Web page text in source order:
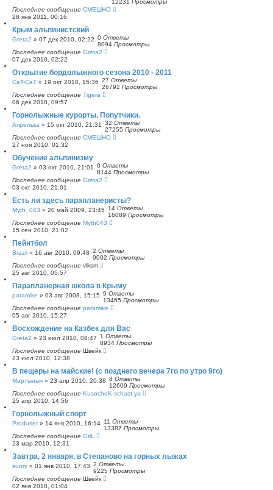
12231 Просмотры
Последнее сообщение СМЕШНО
28 янв 2011, 00:16
Крым альпинистский
Greta2 » 07 дек 2010, 02:22 0 Ответы
8094 Просмотры
Последнее сообщение Greta2
07 дек 2010, 02:22
Открытие бордолыжного сезона 2010 - 2011
CaT-CaT » 19 окт 2010, 15:36 27 Ответы
26792 Просмотры
Последнее сообщение Tigera
06 дек 2010, 09:57
Горнолыжные курорты. Попутчики.
Апрелька » 15 окт 2010, 21:31 32 Ответы
27255 Просмотры
Последнее сообщение СМЕШНО
27 ноя 2010, 01:32
Обучение альпинизму
Greta2 » 03 окт 2010, 21:01 0 Ответы
8144 Просмотры
Последнее сообщение Greta2
03 окт 2010, 21:01
Есть ли здесь парапланеристы?
Myth_043 » 20 май 2009, 23:45 14 Ответы
16089 Просмотры
Последнее сообщение Myth043
15 сен 2010, 21:02
Пейнтбол
Brazil » 16 авг 2010, 09:48 2 Ответы
9002 Просмотры
Последнее сообщение vlksm
25 авг 2010, 05:57
Парапланерная школа в Крыму
paramike » 03 авг 2008, 15:15 9 Ответы
13465 Просмотры
Последнее сообщение paramike
05 авг 2010, 15:27
Восхождение на Казбек для Вас
Greta2 » 23 июл 2010, 08:47 1 Ответы
8934 Просмотры
Последнее сообщение Швейк
23 июл 2010, 12:38
В пещеры на майские! (с позднего вечера 7го по утро 9го)
Мартыныч » 23 апр 2010, 20:38 8 Ответы
12609 Просмотры
Последнее сообщение KusocheK schast`ya
25 апр 2010, 14:56
Горнолыжный спорт
Produser» 14 янв 2010, 16:14 11 Ответы
13387 Просмотры
Последнее сообщение GriL
23 мар 2010, 12:31
Завтра, 2 января, в Степаново на горных лыжах
sunry » 01 янв 2010, 17:43 2 Ответы
9225 Просмотры
Последнее сообщение Швейк
02 янв 2010, 01:04